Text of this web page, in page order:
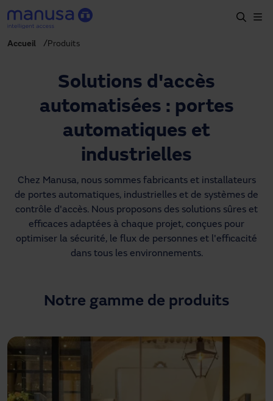
Aller au contenu principal
Produits et secteurs
Services
Blog
À propos de nous
FR
+34 93 591 57 00
manusa@manusa.com
Téléchargements
Accueil Produits
Solutions d'accès
automatisées : portes
automatiques et
industrielles
Chez Manusa, nous sommes fabricants et installateurs
de portes automatiques, industrielles et de systèmes de
contrôle d'accès. Nous proposons des solutions sûres et
efficaces adaptées à chaque projet, conçues pour
optimiser la sécurité, le flux de personnes et l'efficacité
dans tous les environnements.
Notre gamme de produits